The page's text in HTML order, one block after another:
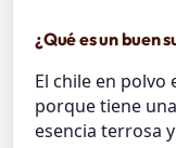
¿Qué es un buen
El chile en
porque tiene
esencia terrosa